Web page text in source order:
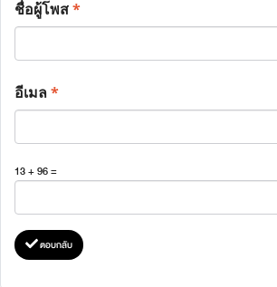
ชื่อผู้โพส*
อีเมล*
13 + 96 =
ตอบกลับ